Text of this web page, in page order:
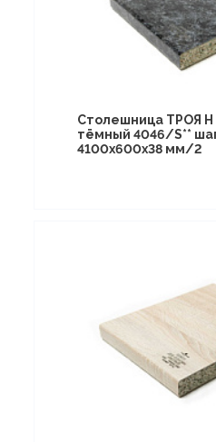
Столешница ТРОЯ Н
тёмный 4046/S**
4100х600х38 мм/2